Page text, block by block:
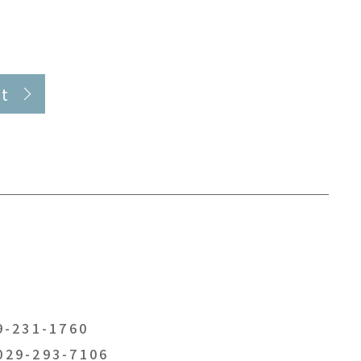
231-1760
293-7106